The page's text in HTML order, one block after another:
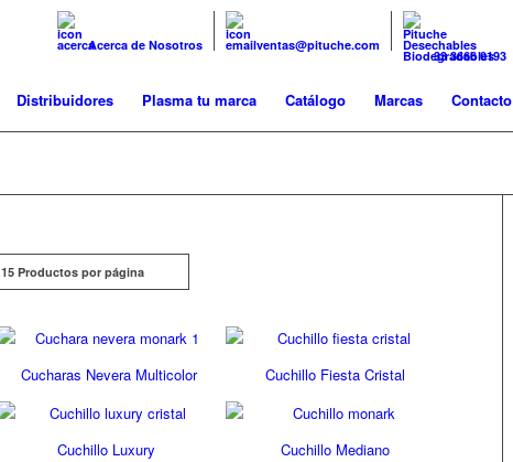
Acerca de Nosotros ventas@pituche.com
33 3666 0193
Distribuidores Plasma tu marca Catálogo Marcas Contacto
15 Productos por página
Cucharas Nevera Multicolor Cuchillo Fiesta Cristal
Cuchillo Luxury Cuchillo Mediano